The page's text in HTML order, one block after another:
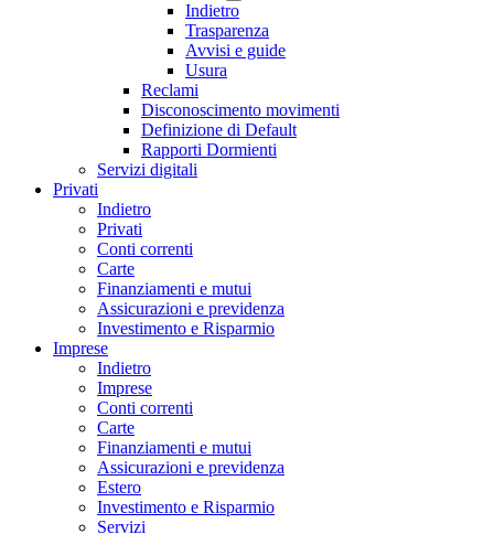
Indietro
Trasparenza
Avvisi e guide
Usura
Reclami
Disconoscimento movimenti
Definizione di Default
Rapporti Dormienti
Servizi digitali
Privati
Indietro
Privati
Conti correnti
Carte
Finanziamenti e mutui
Assicurazioni e previdenza
Investimento e Risparmio
Imprese
Indietro
Imprese
Conti correnti
Carte
Finanziamenti e mutui
Assicurazioni e previdenza
Estero
Investimento e Risparmio
Servizi